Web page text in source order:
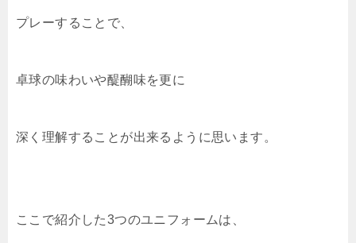
プレーすることで、
卓球の味わいや醍醐味を更に
深く理解することが出来るように思います。
ここで紹介した3つのユニフォームは、